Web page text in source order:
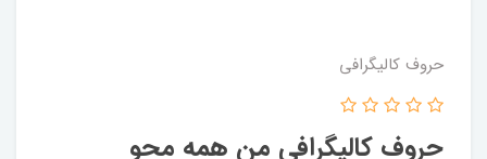
حروف کالیگرافی
حروف کالیگرافی من همه محو